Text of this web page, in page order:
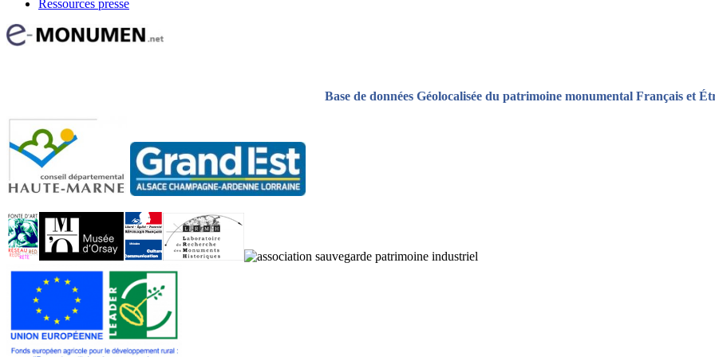
Ressources presse
Base de données Géolocalisée du patrimoine monumental Français et